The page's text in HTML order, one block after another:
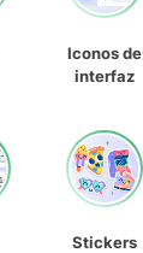
Iconos de
interfaz
Stickers